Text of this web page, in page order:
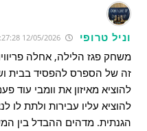
וניל טרופי 12/05/2026 18:27:28
משחק פגז הלילה, אחלה
זה של הספרס להפסיד בבית
להוציא מאיזון את וומבי עוד
להוציא עליו עבירות ולתת
הגנתית. מדהים ההבדל בין